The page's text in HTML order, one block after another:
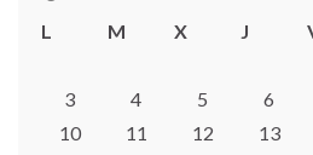
L
M X J
3
4 5 6
10
11 12 13